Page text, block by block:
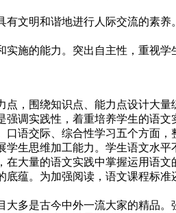
明和谐地进行人际交流的素养
的能力。突出自主性，重视学
围绕知识点、能力点设计大量
调实践性，着重培养学生的语
交际、综合性学习五个方面，
生思维加工能力。学生语文水
大量的语文实践中掌握运用语
蕴。为加强阅读，语文课程标准
是古今中外一流大家的精品。